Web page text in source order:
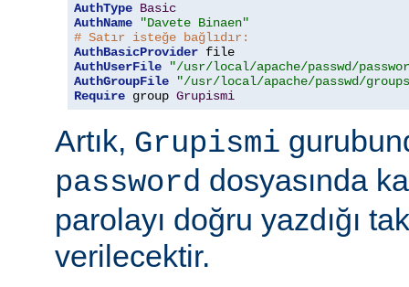
AuthType Basic
AuthName
"Davete Binaen"
# Satır isteğe bağlıdır:
AuthBasicProvider
AuthUserFile
"/usr/local/apache/passwd/
AuthGroupFile
"/usr/local/apache/passwd/
Require group Grupismi
Artık, Grupismi
password dosyasında
parolayı doğru yazdığı
verilecektir.